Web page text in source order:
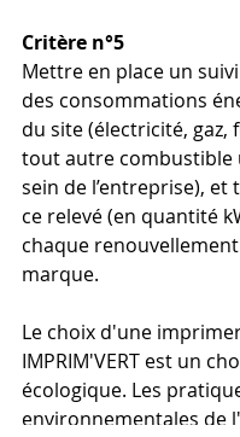
Critère n°5
Mettre en place un
des consommations
du site (électricité, gaz,
tout autre combustible
sein de l’entreprise),
ce relevé (en quantité
chaque
marque.
Le choix d'une
IMPRIM'VERT est un
écologique. Les
environnementales de